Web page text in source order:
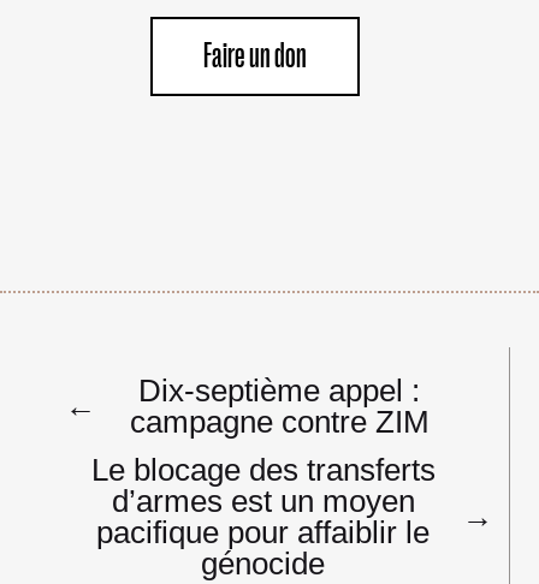
Faire un don
Navigation
de
l’article
←
Dix-septième appel :
campagne contre ZIM
Le blocage des transferts
d’armes est un moyen
pacifique pour affaiblir le
génocide
→